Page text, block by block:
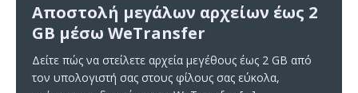
Αποστολή μεγάλων αρχείων έως 2
GB μέσω WeTransfer
Δείτε πώς να στείλετε αρχεία μεγέθους έως 2 GB από
τον υπολογιστή σας στους φίλους σας εύκολα,